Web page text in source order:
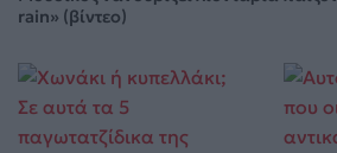
rain» (βίντεο)